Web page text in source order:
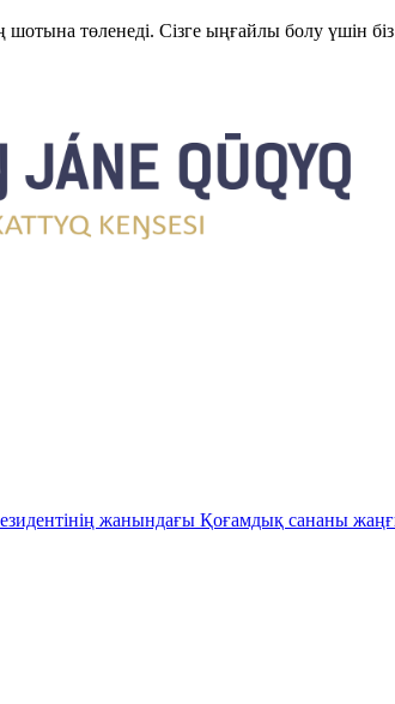
шотына төленеді. Сізге ыңғайлы болу үшін
жанындағы Қоғамдық сананы